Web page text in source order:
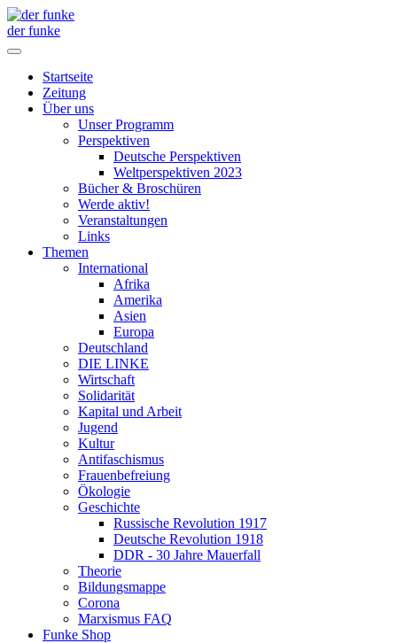
der funke
Startseite
Zeitung
Über uns
Unser Programm
Perspektiven
Deutsche Perspektiven
Weltperspektiven 2023
Bücher & Broschüren
Werde aktiv!
Veranstaltungen
Links
Themen
International
Afrika
Amerika
Asien
Europa
Deutschland
DIE LINKE
Wirtschaft
Solidarität
Kapital und Arbeit
Jugend
Kultur
Antifaschismus
Frauenbefreiung
Ökologie
Geschichte
Russische Revolution 1917
Deutsche Revolution 1918
DDR - 30 Jahre Mauerfall
Theorie
Bildungsmappe
Corona
Marxismus FAQ
Funke Shop